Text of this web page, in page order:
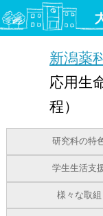
新潟薬
応用生
程）
研究科の特
学生生活支
様々な取組